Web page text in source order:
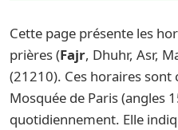
Cette page présente les
prières (Fajr, Dhuhr, Asr,
(21210). Ces horaires sont
Mosquée de Paris (angles
quotidiennement. Elle